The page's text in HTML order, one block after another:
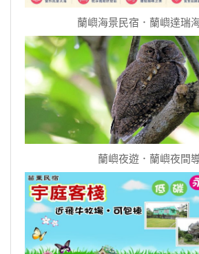
蘭嶼海景民宿．蘭嶼達瑞
蘭嶼夜遊．蘭嶼夜間